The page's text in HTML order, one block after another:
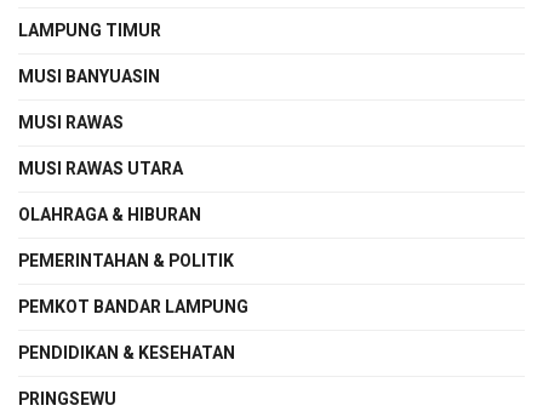
LAMPUNG TIMUR
MUSI BANYUASIN
MUSI RAWAS
MUSI RAWAS UTARA
OLAHRAGA & HIBURAN
PEMERINTAHAN & POLITIK
PEMKOT BANDAR LAMPUNG
PENDIDIKAN & KESEHATAN
PRINGSEWU